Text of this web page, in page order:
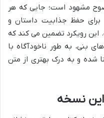
مشهود است؛ جایی که هر
حفظ جذابیت داستان و
رویکرد تضمین می کند که
بنی، به طور ناخودآگاه با
شده و به درک بهتری از متن
این نسخه